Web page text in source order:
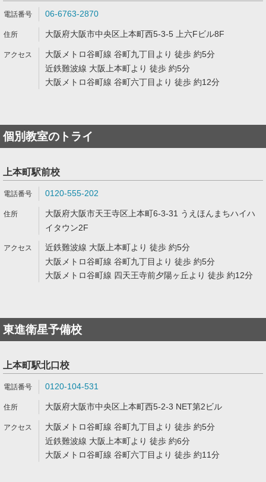
06-6763-2870
大阪府大阪市中央区上本町西5-3-5 上六Fビル8F
大阪メトロ谷町線 谷町九丁目より 徒歩 約5分
近鉄難波線 大阪上本町より 徒歩 約5分
大阪メトロ谷町線 谷町六丁目より 徒歩 約12分
個別教室のトライ
上本町駅前校
0120-555-202
大阪府大阪市天王寺区上本町6-3-31 うえほんまちハイハ
イタウン2F
近鉄難波線 大阪上本町より 徒歩 約5分
大阪メトロ谷町線 谷町九丁目より 徒歩 約5分
大阪メトロ谷町線 四天王寺前夕陽ヶ丘より 徒歩 約12分
東進衛星予備校
上本町駅北口校
0120-104-531
大阪府大阪市中央区上本町西5-2-3 NET第2ビル
大阪メトロ谷町線 谷町九丁目より 徒歩 約5分
近鉄難波線 大阪上本町より 徒歩 約6分
大阪メトロ谷町線 谷町六丁目より 徒歩 約11分